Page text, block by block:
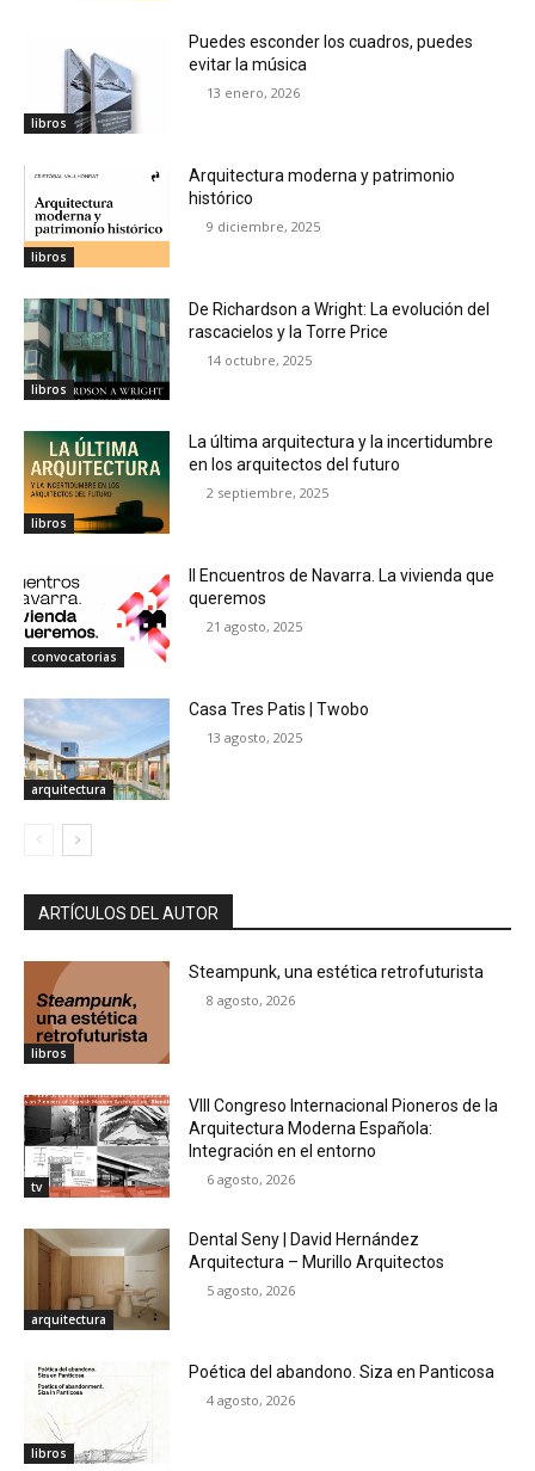
libros
Puedes esconder los cuadros, puedes
evitar la música
13 enero, 2026
libros
Arquitectura moderna y patrimonio
histórico
9 diciembre, 2025
libros
De Richardson a Wright: La evolución del
rascacielos y la Torre Price
14 octubre, 2025
libros
La última arquitectura y la incertidumbre
en los arquitectos del futuro
2 septiembre, 2025
convocatorias
II Encuentros de Navarra. La vivienda que
queremos
21 agosto, 2025
arquitectura
Casa Tres Patis | Twobo
13 agosto, 2025
ARTÍCULOS DEL AUTOR
libros
Steampunk, una estética retrofuturista
8 agosto, 2026
tv
VIII Congreso Internacional Pioneros de la
Arquitectura Moderna Española:
Integración en el entorno
6 agosto, 2026
arquitectura
Dental Seny | David Hernández
Arquitectura – Murillo Arquitectos
5 agosto, 2026
libros
Poética del abandono. Siza en Panticosa
4 agosto, 2026